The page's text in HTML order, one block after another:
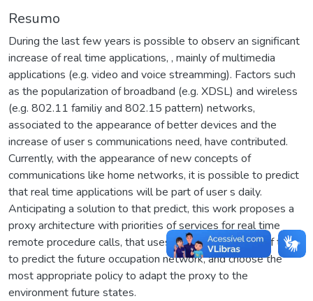
Resumo
During the last few years is possible to observ an significant
increase of real time applications, , mainly of multimedia
applications (e.g. video and voice streamming). Factors such
as the popularization of broadband (e.g. XDSL) and wireless
(e.g. 802.11 familiy and 802.15 pattern) networks,
associated to the appearance of better devices and the
increase of user s communications need, have contributed.
Currently, with the appearance of new concepts of
communications like home networks, it is possible to predict
that real time applications will be part of user s daily.
Anticipating a solution to that predict, this work proposes a
proxy architecture with priorities of services for real time
remote procedure calls, that uses the earlier amount of tra_c
to predict the future occupation network, and choose the
most appropriate policy to adapt the proxy to the
environment future states.